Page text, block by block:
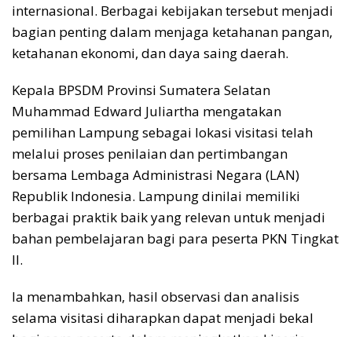
internasional. Berbagai kebijakan tersebut menjadi
bagian penting dalam menjaga ketahanan pangan,
ketahanan ekonomi, dan daya saing daerah.
Kepala BPSDM Provinsi Sumatera Selatan
Muhammad Edward Juliartha mengatakan
pemilihan Lampung sebagai lokasi visitasi telah
melalui proses penilaian dan pertimbangan
bersama Lembaga Administrasi Negara (LAN)
Republik Indonesia. Lampung dinilai memiliki
berbagai praktik baik yang relevan untuk menjadi
bahan pembelajaran bagi para peserta PKN Tingkat
II.
Ia menambahkan, hasil observasi dan analisis
selama visitasi diharapkan dapat menjadi bekal